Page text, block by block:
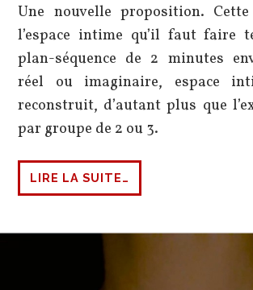
Une nouvelle proposition.
l’espace intime qu’il faut faire
plan-séquence de 2 minutes
réel ou imaginaire, espace
reconstruit, d’autant plus que
par groupe de 2 ou 3.
LIRE LA SUITE…